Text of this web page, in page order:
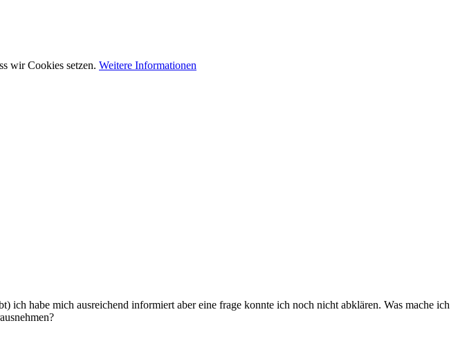
wir Cookies setzen. Weitere Informationen
ich habe mich ausreichend informiert aber eine frage konnte ich noch nicht abklären. Was mache ich